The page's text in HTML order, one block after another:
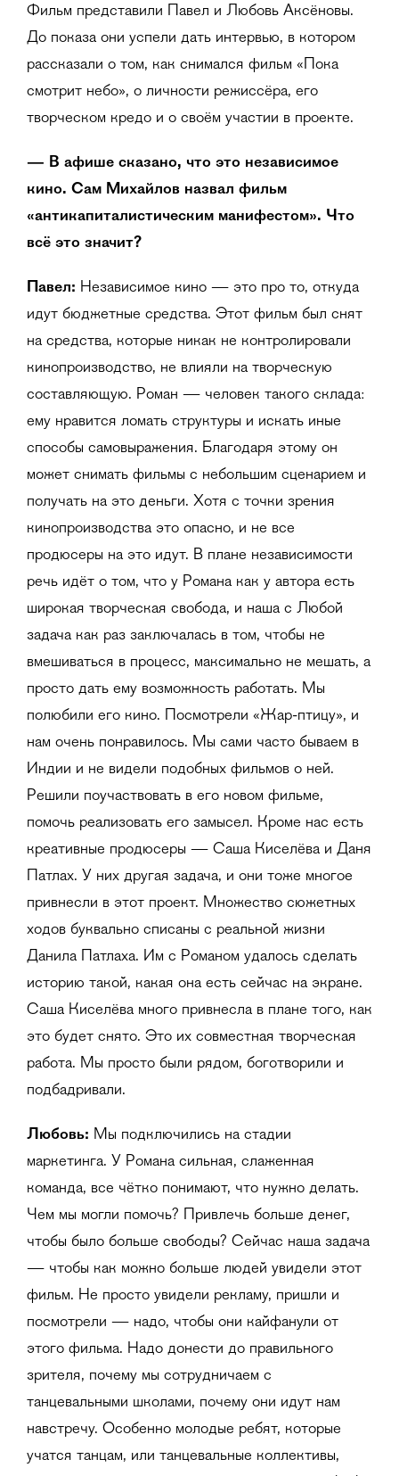
Фильм представили Павел и Любовь Аксёновы.
До показа они успели дать интервью, в котором
рассказали о том, как снимался фильм «Пока
смотрит небо», о личности режиссёра, его
творческом кредо и о своём участии в проекте.
— В афише сказано, что это независимое
кино. Сам Михайлов назвал фильм
«антикапиталистическим манифестом». Что
всё это значит?
Павел: Независимое кино — это про то, откуда
идут бюджетные средства. Этот фильм был снят
на средства, которые никак не контролировали
кинопроизводство, не влияли на творческую
составляющую. Роман — человек такого склада:
ему нравится ломать структуры и искать иные
способы самовыражения. Благодаря этому он
может снимать фильмы с небольшим сценарием и
получать на это деньги. Хотя с точки зрения
кинопроизводства это опасно, и не все
продюсеры на это идут. В плане независимости
речь идёт о том, что у Романа как у автора есть
широкая творческая свобода, и наша с Любой
задача как раз заключалась в том, чтобы не
вмешиваться в процесс, максимально не мешать, а
просто дать ему возможность работать. Мы
полюбили его кино. Посмотрели «Жар-птицу», и
нам очень понравилось. Мы сами часто бываем в
Индии и не видели подобных фильмов о ней.
Решили поучаствовать в его новом фильме,
помочь реализовать его замысел. Кроме нас есть
креативные продюсеры — Саша Киселёва и Даня
Патлах. У них другая задача, и они тоже многое
привнесли в этот проект. Множество сюжетных
ходов буквально списаны с реальной жизни
Данила Патлаха. Им с Романом удалось сделать
историю такой, какая она есть сейчас на экране.
Саша Киселёва много привнесла в плане того, как
это будет снято. Это их совместная творческая
работа. Мы просто были рядом, боготворили и
подбадривали.
Любовь: Мы подключились на стадии
маркетинга. У Романа сильная, слаженная
команда, все чётко понимают, что нужно делать.
Чем мы могли помочь? Привлечь больше денег,
чтобы было больше свободы? Сейчас наша задача
— чтобы как можно больше людей увидели этот
фильм. Не просто увидели рекламу, пришли и
посмотрели — надо, чтобы они кайфанули от
этого фильма. Надо донести до правильного
зрителя, почему мы сотрудничаем с
танцевальными школами, почему они идут нам
навстречу. Особенно молодые ребят, которые
учатся танцам, или танцевальные коллективы,